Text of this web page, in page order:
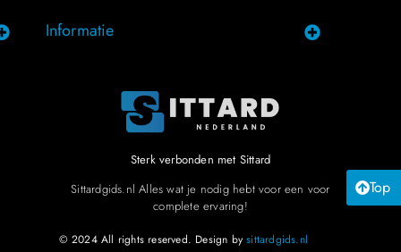
Top
Informatie
Sterk verbonden met Sittard
Sittardgids.nl Alles wat je nodig hebt voor een voor
complete ervaring!
© 2024 All rights reserved. Design bysittardgids.nl